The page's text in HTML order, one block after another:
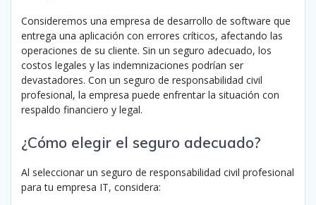
Consideremos una empresa de desarrollo de software que
entrega una aplicación con errores críticos, afectando las
operaciones de su cliente. Sin un seguro adecuado, los
costos legales y las indemnizaciones podrían ser
devastadores. Con un seguro de responsabilidad civil
profesional, la empresa puede enfrentar la situación con
respaldo financiero y legal.
¿Cómo elegir el seguro adecuado?
Al seleccionar un seguro de responsabilidad civil profesional
para tu empresa IT, considera: